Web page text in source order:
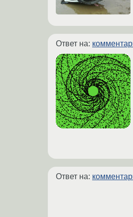
Ответ на:
Ответ на: